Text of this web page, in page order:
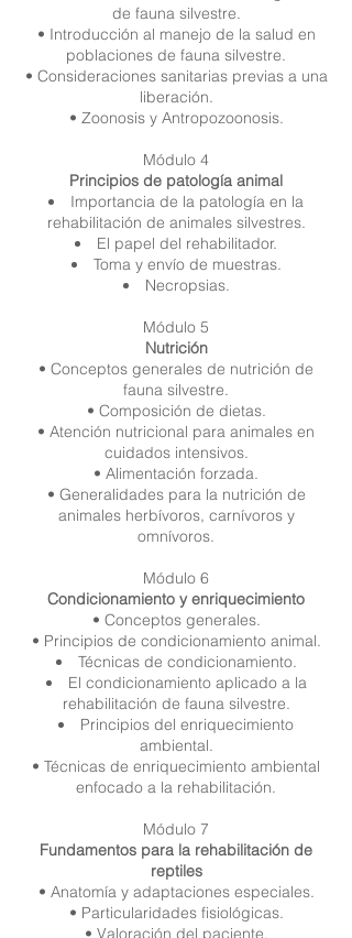
de fauna silvestre.
• Introducción al manejo de la salud en
poblaciones de fauna silvestre.
• Consideraciones sanitarias previas a una
liberación.
• Zoonosis y Antropozoonosis.
Módulo 4
Principios de patología animal
Importancia de la patología en la
rehabilitación de animales silvestres.
El papel del rehabilitador.
Toma y envío de muestras.
Necropsias.
Módulo 5
Nutrición
• Conceptos generales de nutrición de
fauna silvestre.
• Composición de dietas.
• Atención nutricional para animales en
cuidados intensivos.
• Alimentación forzada.
• Generalidades para la nutrición de
animales herbívoros, carnívoros y
omnívoros.
Módulo 6
Condicionamiento y enriquecimiento
• Conceptos generales.
• Principios de condicionamiento animal.
Técnicas de condicionamiento.
El condicionamiento aplicado a la
rehabilitación de fauna silvestre.
Principios del enriquecimiento
ambiental.
• Técnicas de enriquecimiento ambiental
enfocado a la rehabilitación.
Módulo 7
Fundamentos para la rehabilitación de
reptiles
• Anatomía y adaptaciones especiales.
• Particularidades fisiológicas.
• Valoración del paciente.